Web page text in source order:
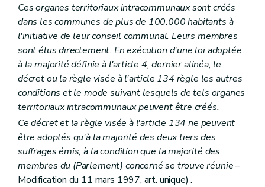
Ces organes territoriaux intracommunaux sont créés
dans les communes de plus de 100.000 habitants à
l'initiative de leur conseil communal. Leurs membres
sont élus directement. En exécution d'une loi adoptée
à la majorité définie à l'article 4, dernier alinéa, le
décret ou la règle visée à l'article 134 règle les autres
conditions et le mode suivant lesquels de tels organes
territoriaux intracommunaux peuvent être créés.
Ce décret et la règle visée à l'article 134 ne peuvent
être adoptés qu'à la majorité des deux tiers des
suffrages émis, à la condition que la majorité des
membres du (Parlement) concerné se trouve réunie–
Modification du 11 mars 1997, art. unique) .